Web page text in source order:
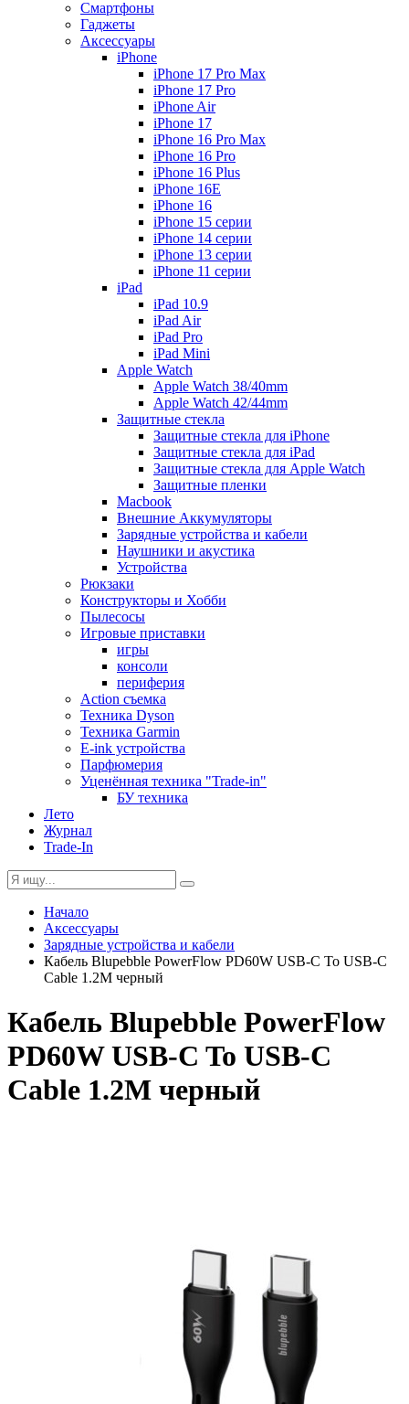
Смартфоны
Гаджеты
Аксессуары
iPhone
iPhone 17 Pro Max
iPhone 17 Pro
iPhone Air
iPhone 17
iPhone 16 Pro Max
iPhone 16 Pro
iPhone 16 Plus
iPhone 16E
iPhone 16
iPhone 15 серии
iPhone 14 серии
iPhone 13 серии
iPhone 11 серии
iPad
iPad 10.9
iPad Air
iPad Pro
iPad Mini
Apple Watch
Apple Watch 38/40mm
Apple Watch 42/44mm
Защитные стекла
Защитные стекла для iPhone
Защитные стекла для iPad
Защитные стекла для Apple Watch
Защитные пленки
Macbook
Внешние Аккумуляторы
Зарядные устройства и кабели
Наушники и акустика
Устройства
Рюкзаки
Конструкторы и Хобби
Пылесосы
Игровые приставки
игры
консоли
периферия
Action съемка
Техника Dyson
Техника Garmin
E-ink устройства
Парфюмерия
Уценённая техника "Trade-in"
БУ техника
Лето
Журнал
Trade-In
Начало
Аксессуары
Зарядные устройства и кабели
Кабель Blupebble PowerFlow PD60W USB-C To USB-C
Cable 1.2M черный
Кабель Blupebble PowerFlow
PD60W USB-C To USB-C
Cable 1.2M черный